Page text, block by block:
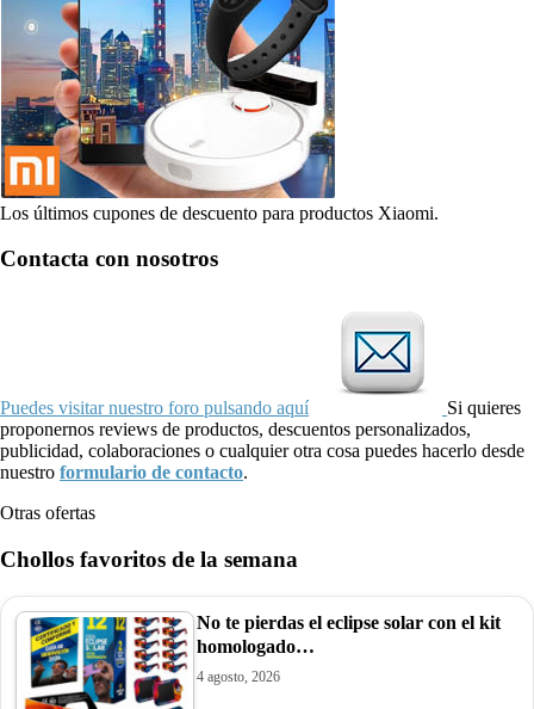
Los últimos cupones de descuento para productos Xiaomi.
Contacta con nosotros
Puedes visitar nuestro foro pulsando aquí
Si quieres
proponernos reviews de productos, descuentos personalizados,
publicidad, colaboraciones o cualquier otra cosa puedes hacerlo desde
nuestro formulario de contacto.
Otras ofertas
Chollos favoritos de la semana
No te pierdas el eclipse solar con el kit
homologado…
4 agosto, 2026